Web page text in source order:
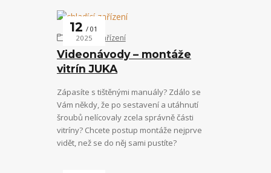
Videonávody – montáže
vitrín JUKA
12
01
2025
chladící zařízení
Zápasíte s tištěnými manuály? Zdálo se
Vám někdy, že po sestavení a utáhnutí
šroubů nelícovaly zcela správně části
vitríny? Chcete postup montáže nejprve
vidět, než se do něj sami pustíte?